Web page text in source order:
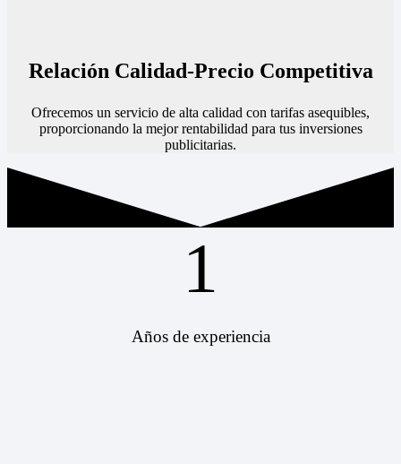
Relación Calidad-Precio Competitiva
Ofrecemos un servicio de alta calidad con tarifas asequibles,
proporcionando la mejor rentabilidad para tus inversiones
publicitarias.
1
Años de experiencia